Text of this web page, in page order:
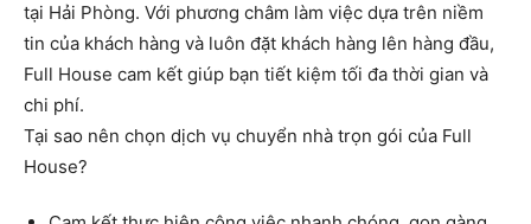
tại Hải Phòng. Với phương châm làm việc dựa trên niềm
tin của khách hàng và luôn đặt khách hàng lên hàng đầu,
Full House cam kết giúp bạn tiết kiệm tối đa thời gian và
chi phí.
Tại sao nên chọn dịch vụ chuyển nhà trọn gói của Full
House?